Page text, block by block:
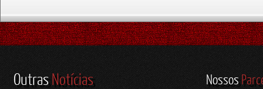
OutrasNotícias Nossos